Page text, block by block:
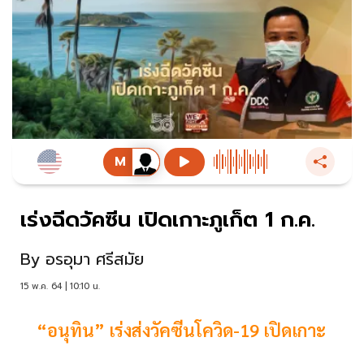
เร่งฉีดวัคซีน เปิดเกาะภูเก็ต 1 ก.ค.
By อรอุมา ศรีสมัย
15 พ.ค. 64 | 10:10 น.
“อนุทิน” เร่งส่งวัคซีนโควิด-19 เปิดเกาะ